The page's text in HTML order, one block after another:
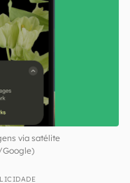
com outras
com uma rede
útil em
deve ser
de texto e